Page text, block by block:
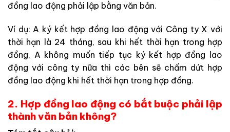
đồng lao động phải lập bằng văn bản.
Ví dụ: A ký kết hợp đồng lao động với Công ty X với
thời hạn là 24 tháng, sau khi hết thời hạn trong hợp
đồng, A không muốn tiếp tục ký kết hợp đồng lao
động với công ty nữa thì các bên sẽ chấm dứt hợp
đồng lao động khi hết thời hạn trong hợp đồng.
2. Hợp đồng lao động có bắt buộc phải lập
thành văn bản không?